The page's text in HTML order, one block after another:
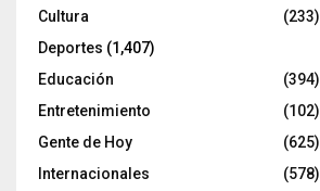
Cultura
(233)
Deportes (1,407)
Educación
(394)
Entretenimiento
(102)
Gente de Hoy
(625)
Internacionales
(578)